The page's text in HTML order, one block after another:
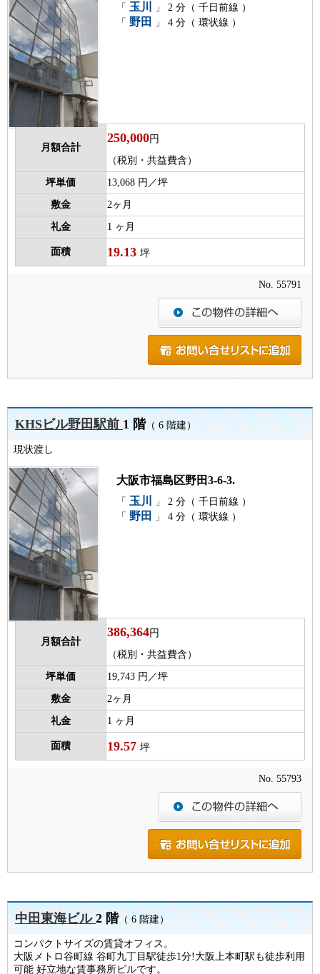
「 玉川
」 2 分（ 千日前線 ）
「 野田 」 4 分（ 環状線 ）
月額合計
250,000円
（税別・共益費含）
坪単価 13,068 円／坪
敷金 2ヶ月
礼金 1 ヶ月
面積 19.13 坪
No. 55791
KHSビル野田駅前1 階（ 6 階建）
現状渡し
大阪市福島区野田3-6-3.
「 玉川
」 2 分（ 千日前線 ）
「
野田 」 4 分（ 環状線 ）
月額合計
386,364円
（税別・共益費含）
坪単価 19,743 円／坪
敷金 2ヶ月
礼金 1 ヶ月
面積 19.57 坪
No. 55793
中田東海ビル2 階（ 6 階建）
コンパクトサイズの賃貸オフィス。
大阪メトロ谷町線 谷町九丁目駅徒歩1分!大阪上本町駅も徒歩利用
可能 好立地な賃事務所ビルです。